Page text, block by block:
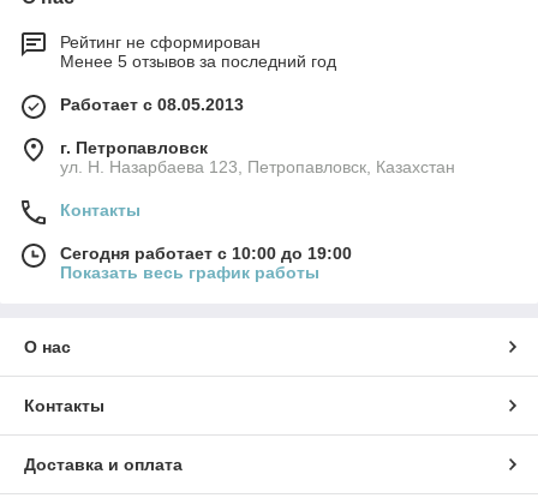
Рейтинг не сформирован
Менее 5 отзывов за последний год
Работает с 08.05.2013
г. Петропавловск
ул. Н. Назарбаева 123, Петропавловск, Казахстан
Контакты
Сегодня работает с 10:00 до 19:00
Показать весь график работы
О нас
Контакты
Доставка и оплата